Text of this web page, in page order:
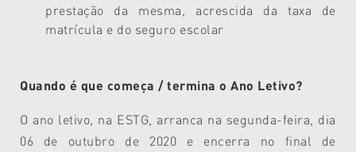
prestação da mesma, acrescida da taxa de
matrícula e do seguro escolar
Quando é que começa / termina o Ano Letivo?
O ano letivo, na ESTG, arranca na segunda-feira, dia
06 de outubro de 2020 e encerra no final de